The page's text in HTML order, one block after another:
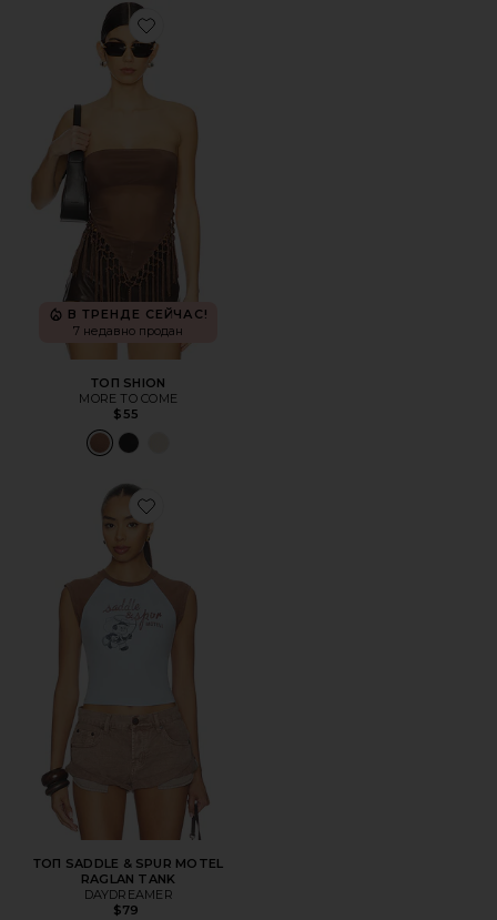
Favorite ТОП SHION
В ТРЕНДЕ СЕЙЧАС!
7 недавно продан
ТОП SHION
MORE TO COME
$55
Favorite ТОП SADDLE & SPUR MOTEL RAGLAN TANK
ТОП SADDLE & SPUR MOTEL
RAGLAN TANK
DAYDREAMER
$79